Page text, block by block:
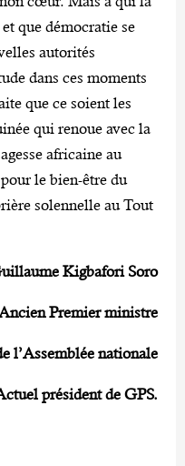
que démocratie se
autorités
dans ces moments
que ce soient les
qui renoue avec la
africaine au
le bien-être du
solennelle au Tout
Kigbafori Soro
Premier ministre
l’Assemblée nationale
président de GPS.